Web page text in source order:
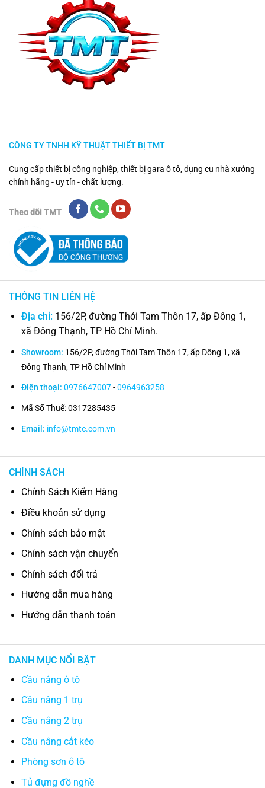
CÔNG TY TNHH KỸ THUẬT THIẾT BỊ TMT
Cung cấp thiết bị công nghiệp, thiết bị gara ô tô, dụng cụ nhà xưởng
chính hãng - uy tín - chất lượng.
Theo dõi TMT
THÔNG TIN LIÊN HỆ
Địa chỉ: 156/2P, đường Thới Tam Thôn 17, ấp Đông 1,
xã Đông Thạnh, TP Hồ Chí Minh.
Showroom: 156/2P, đường Thới Tam Thôn 17, ấp Đông 1, xã
Đông Thạnh, TP Hồ Chí Minh
Điện thoại: 0976647007-0964963258
Mã Số Thuế: 0317285435
Email: info@tmtc.com.vn
CHÍNH SÁCH
Chính Sách Kiểm Hàng
Điều khoản sử dụng
Chính sách bảo mật
Chính sách vận chuyển
Chính sách đổi trả
Hướng dẫn mua hàng
Hướng dẫn thanh toán
DANH MỤC NỔI BẬT
Cầu nâng ô tô
Cầu nâng 1 trụ
Cầu nâng 2 trụ
Cầu nâng cắt kéo
Phòng sơn ô tô
Tủ đựng đồ nghề